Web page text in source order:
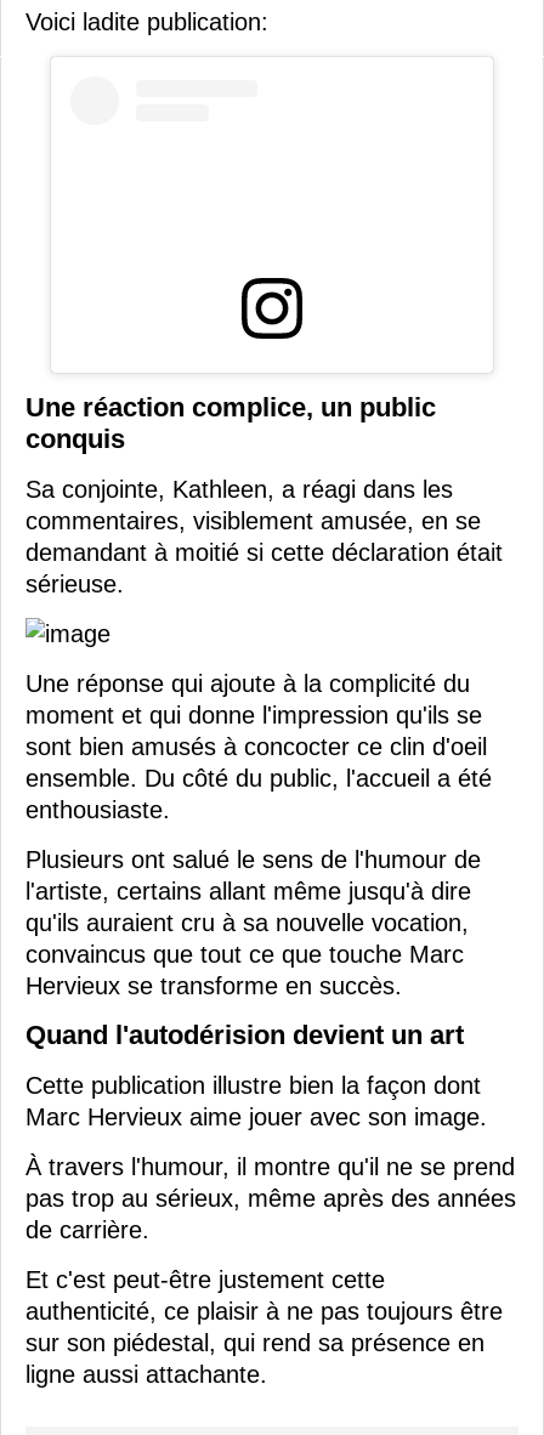
Voici ladite publication:
Une réaction complice, un public
conquis
Sa conjointe, Kathleen, a réagi dans les
commentaires, visiblement amusée, en se
demandant à moitié si cette déclaration était
sérieuse.
Une réponse qui ajoute à la complicité du
moment et qui donne l'impression qu'ils se
sont bien amusés à concocter ce clin d'oeil
ensemble. Du côté du public, l'accueil a été
enthousiaste.
Plusieurs ont salué le sens de l'humour de
l'artiste, certains allant même jusqu'à dire
qu'ils auraient cru à sa nouvelle vocation,
convaincus que tout ce que touche Marc
Hervieux se transforme en succès.
Quand l'autodérision devient un art
Cette publication illustre bien la façon dont
Marc Hervieux aime jouer avec son image.
À travers l'humour, il montre qu'il ne se prend
pas trop au sérieux, même après des années
de carrière.
Et c'est peut-être justement cette
authenticité, ce plaisir à ne pas toujours être
sur son piédestal, qui rend sa présence en
ligne aussi attachante.